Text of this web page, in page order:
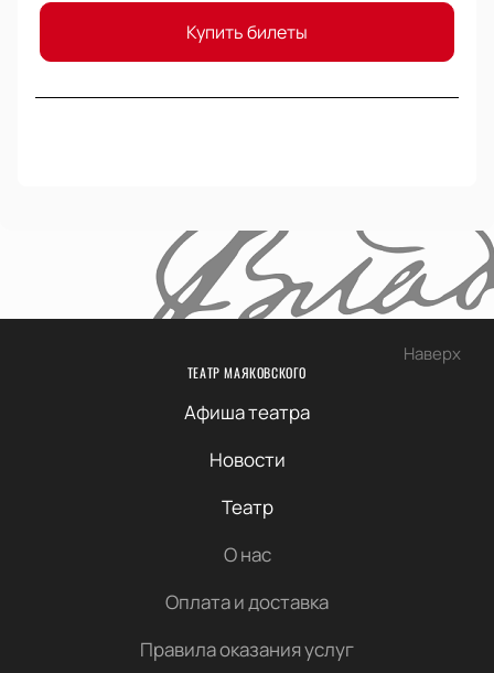
Купить билеты
Наверх
ТЕАТР МАЯКОВСКОГО
Афиша театра
Новости
Театр
О нас
Оплата и доставка
Правила оказания услуг